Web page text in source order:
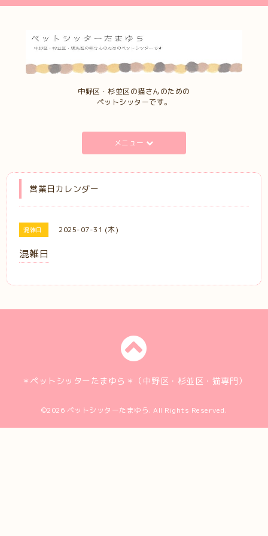
中野区・杉並区の猫さんのための
ペットシッターです。
メニュー
営業日カレンダー
混雑日 2025-07-31 (木)
混雑日
＊ペットシッターたまゆら＊（中野区・杉並区・猫専門）
©2026 ペットシッターたまゆら. All Rights Reserved.